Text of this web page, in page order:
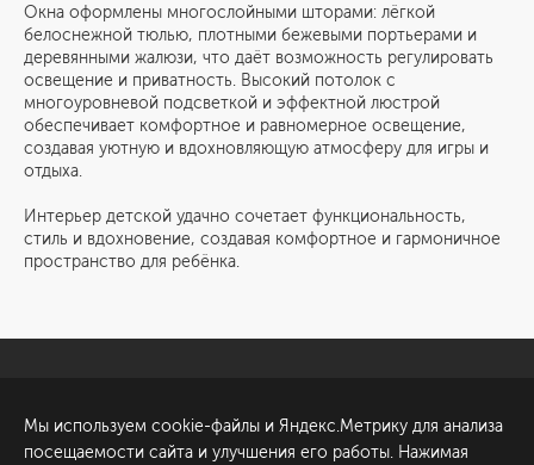
Окна оформлены многослойными шторами: лёгкой
белоснежной тюлью, плотными бежевыми портьерами и
деревянными жалюзи, что даёт возможность регулировать
освещение и приватность. Высокий потолок с
многоуровневой подсветкой и эффектной люстрой
обеспечивает комфортное и равномерное освещение,
создавая уютную и вдохновляющую атмосферу для игры и
отдыха.
Интерьер детской удачно сочетает функциональность,
стиль и вдохновение, создавая комфортное и гармоничное
пространство для ребёнка.
Обсудить проект
ул. Академика Павлова, 6
Мы используем cookie-файлы и Яндекс.Метрику для анализа
посещаемости сайта и улучшения его работы. Нажимая